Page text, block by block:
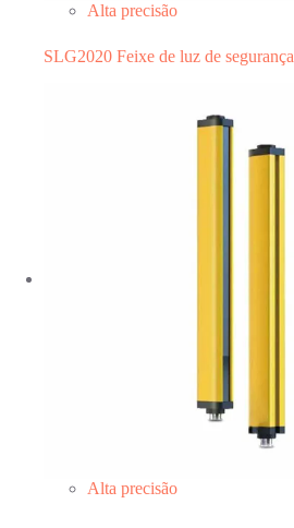
Alta precisão
SLG2020 Feixe de luz de segurança
Alta precisão